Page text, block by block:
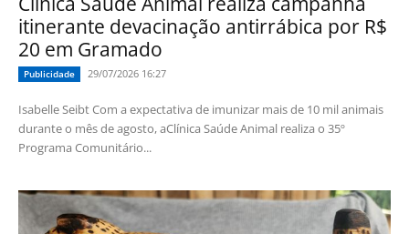
itinerante devacinação antirrábica por R$
20 em Gramado
Publicidade 29/07/2026 16:27
Isabelle Seibt Com a expectativa de imunizar mais de 10 mil animais
durante o mês de agosto, aClínica Saúde Animal realiza o 35º
Programa Comunitário...